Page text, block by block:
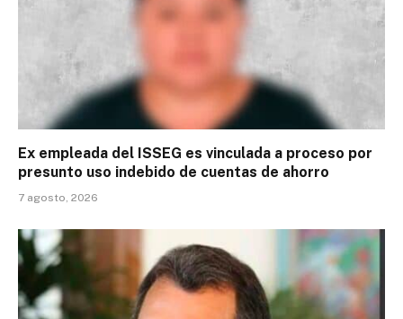
Ex empleada del ISSEG es vinculada a proceso por
presunto uso indebido de cuentas de ahorro
7 agosto, 2026